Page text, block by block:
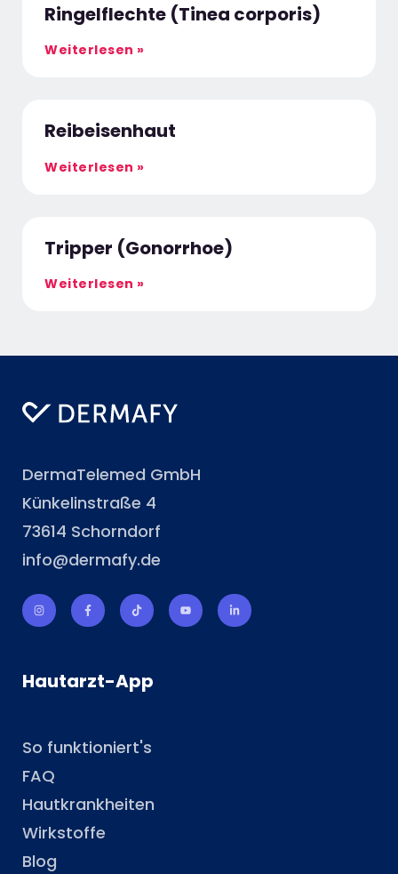
Ringelflechte (Tinea corporis)
Weiterlesen »
Reibeisenhaut
Weiterlesen »
Tripper (Gonorrhoe)
Weiterlesen »
DermaTelemed GmbH
Künkelinstraße 4
73614 Schorndorf
info@dermafy.de
Hautarzt-App
So funktioniert's
FAQ
Hautkrankheiten
Wirkstoffe
Blog